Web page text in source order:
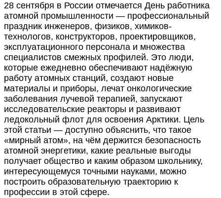
28 сентября в России отмечается День работника
атомной промышленности — профессиональный
праздник инженеров, физиков, химиков-
технологов, конструкторов, проектировщиков,
эксплуатационного персонала и множества
специалистов смежных профилей. Это люди,
которые ежедневно обеспечивают надёжную
работу атомных станций, создают новые
материалы и приборы, лечат онкологические
заболевания лучевой терапией, запускают
исследовательские реакторы и развивают
ледокольный флот для освоения Арктики. Цель
этой статьи — доступно объяснить, что такое
«мирный атом», на чём держится безопасность
атомной энергетики, какие реальные выгоды
получает общество и каким образом школьнику,
интересующемуся точными науками, можно
построить образовательную траекторию к
профессии в этой сфере.